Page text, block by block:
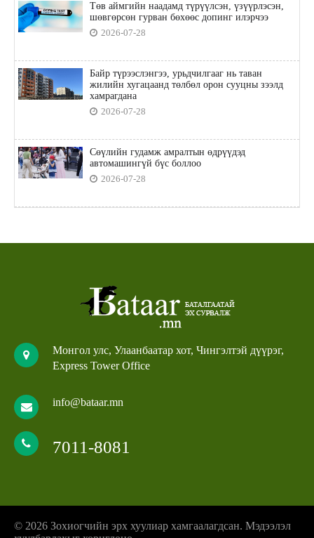
Төв аймгийн наадамд түрүүлсэн, үзүүрлэсэн,
шөвгөрсөн гурван бөхөөс допинг илэрчээ
2026-07-28
Байр түрээслэнгээ, урьдчилгааг нь таван
жилийн хугацаанд төлбөл орон сууцны зээлд
хамрагдана
2026-07-28
Сөүлийн гудамж амралтын өдрүүдэд
автомашингүй бүс боллоо
2026-07-28
Монгол улс, Улаанбаатар хот, Чингэлтэй дүүрэг,
Express Tower Office
info@bataar.mn
7011-8081
© 2026 Зохиогчийн эрх хуулиар хамгаалагдсан. Мэдээлэл